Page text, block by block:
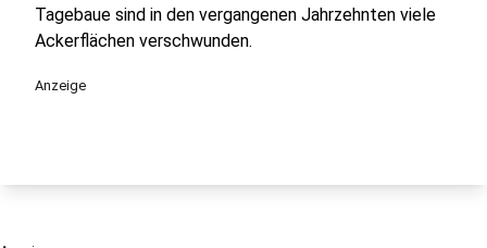
Tagebaue sind in den vergangenen Jahrzehnten viele
Ackerflächen verschwunden.
Anzeige